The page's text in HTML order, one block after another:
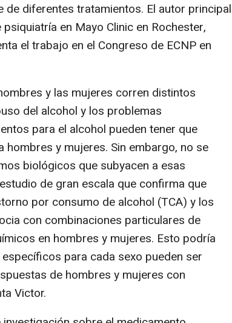
de diferentes tratamientos. El autor principal
en Mayo Clinic en Rochester,
el trabajo en el Congreso de ECNP en
y las mujeres corren distintos
del alcohol y los problemas
para el alcohol pueden tener que
y mujeres. Sin embargo, no se
biológicos que subyacen a esas
de gran escala que confirma que
por consumo de alcohol (TCA) y los
con combinaciones particulares de
en hombres y mujeres. Esto podría
para cada sexo pueden ser
de hombres y mujeres con
Victor.